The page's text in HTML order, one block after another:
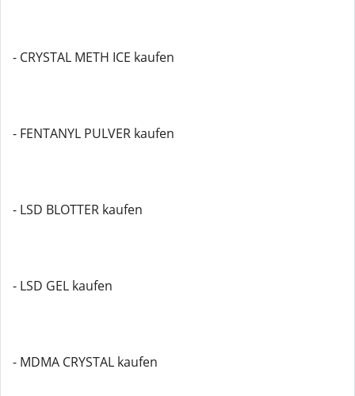
- CRYSTAL METH ICE kaufen
- FENTANYL PULVER kaufen
- LSD BLOTTER kaufen
- LSD GEL kaufen
- MDMA CRYSTAL kaufen